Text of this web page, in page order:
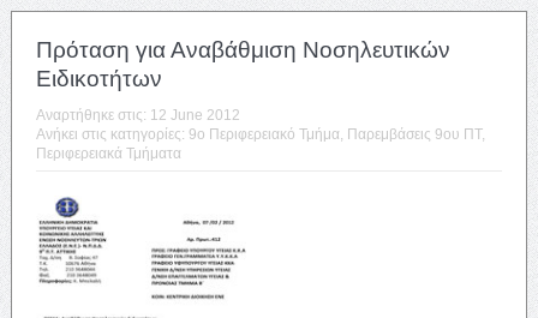
Πρόταση για Αναβάθμιση Νοσηλευτικών
Ειδικοτήτων
Αναρτήθηκε στις: 12 June 2012
Ανήκει στις κατηγορίες: 9o Περιφερειακό Τμήμα Παρεμβάσεις 9ου ΠΤ,
Περιφερειακά Τμήματα